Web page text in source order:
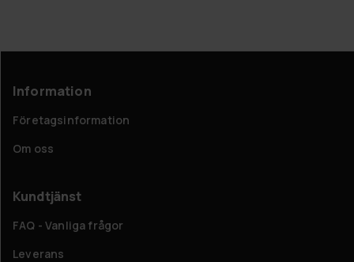
Information
Företagsinformation
Om oss
Kundtjänst
FAQ - Vanliga frågor
Leverans